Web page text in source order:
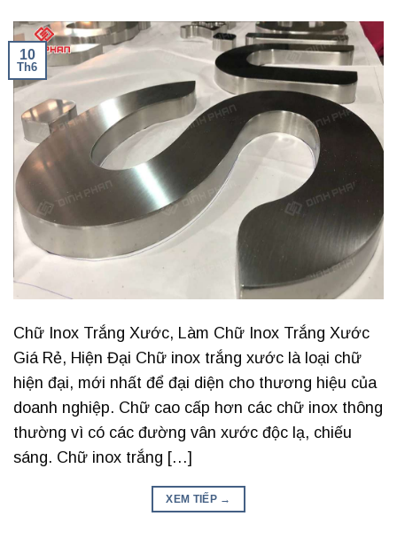
10
Th6
Chữ Inox Trắng Xước, Làm Chữ Inox Trắng Xước
Giá Rẻ, Hiện Đại Chữ inox trắng xước là loại chữ
hiện đại, mới nhất để đại diện cho thương hiệu của
doanh nghiệp. Chữ cao cấp hơn các chữ inox thông
thường vì có các đường vân xước độc lạ, chiếu
sáng. Chữ inox trắng […]
XEM TIẾP →